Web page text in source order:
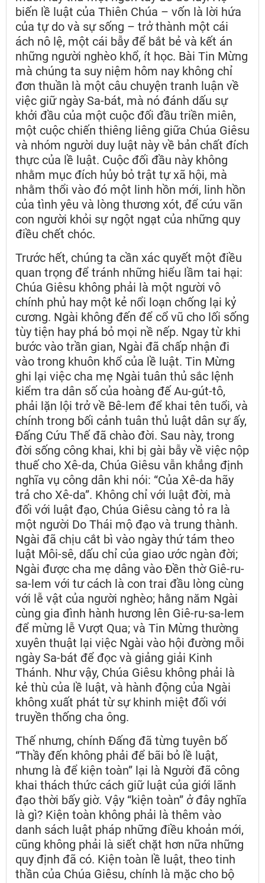
biến lề luật của Thiên Chúa – vốn là lời hứa
của tự do và sự sống – trở thành một cái
ách nô lệ, một cái bẫy để bắt bẻ và kết án
những người nghèo khổ, ít học. Bài Tin Mừng
mà chúng ta suy niệm hôm nay không chỉ
đơn thuần là một câu chuyện tranh luận về
việc giữ ngày Sa-bát, mà nó đánh dấu sự
khởi đầu của một cuộc đối đầu triền miên,
một cuộc chiến thiêng liêng giữa Chúa Giêsu
và nhóm người duy luật này về bản chất đích
thực của lề luật. Cuộc đối đầu này không
nhằm mục đích hủy bỏ trật tự xã hội, mà
nhằm thổi vào đó một linh hồn mới, linh hồn
của tình yêu và lòng thương xót, để cứu vãn
con người khỏi sự ngột ngạt của những quy
điều chết chóc.
Trước hết, chúng ta cần xác quyết một điều
quan trọng để tránh những hiểu lầm tai hại:
Chúa Giêsu không phải là một người vô
chính phủ hay một kẻ nổi loạn chống lại kỷ
cương. Ngài không đến để cổ vũ cho lối sống
tùy tiện hay phá bỏ mọi nề nếp. Ngay từ khi
bước vào trần gian, Ngài đã chấp nhận đi
vào trong khuôn khổ của lề luật. Tin Mừng
ghi lại việc cha mẹ Ngài tuân thủ sắc lệnh
kiểm tra dân số của hoàng đế Au-gút-tô,
phải lặn lội trở về Bê-lem để khai tên tuổi, và
chính trong bối cảnh tuân thủ luật dân sự ấy,
Đấng Cứu Thế đã chào đời. Sau này, trong
đời sống công khai, khi bị gài bẫy về việc nộp
thuế cho Xê-da, Chúa Giêsu vẫn khẳng định
nghĩa vụ công dân khi nói: “Của Xê-da hãy
trả cho Xê-da”. Không chỉ với luật đời, mà
đối với luật đạo, Chúa Giêsu càng tỏ ra là
một người Do Thái mộ đạo và trung thành.
Ngài đã chịu cắt bì vào ngày thứ tám theo
luật Môi-sê, dấu chỉ của giao ước ngàn đời;
Ngài được cha mẹ dâng vào Đền thờ Giê-ru-
sa-lem với tư cách là con trai đầu lòng cùng
với lễ vật của người nghèo; hằng năm Ngài
cùng gia đình hành hương lên Giê-ru-sa-lem
để mừng lễ Vượt Qua; và Tin Mừng thường
xuyên thuật lại việc Ngài vào hội đường mỗi
ngày Sa-bát để đọc và giảng giải Kinh
Thánh. Như vậy, Chúa Giêsu không phải là
kẻ thù của lề luật, và hành động của Ngài
không xuất phát từ sự khinh miệt đối với
truyền thống cha ông.
Thế nhưng, chính Đấng đã từng tuyên bố
“Thầy đến không phải để bãi bỏ lề luật,
nhưng là để kiện toàn” lại là Người đã công
khai thách thức cách giữ luật của giới lãnh
đạo thời bấy giờ. Vậy “kiện toàn” ở đây nghĩa
là gì? Kiện toàn không phải là thêm vào
danh sách luật pháp những điều khoản mới,
cũng không phải là siết chặt hơn nữa những
quy định đã có. Kiện toàn lề luật, theo tinh
thần của Chúa Giêsu, chính là mặc cho bộ